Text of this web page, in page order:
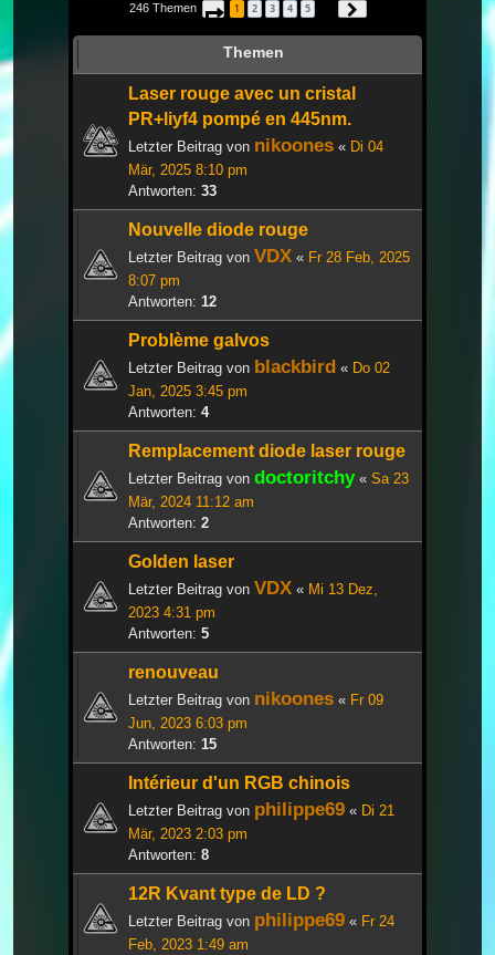
246 Themen Seite 1von
1 2 3 4 5
Themen
Laser rouge avec un cristal
PR+liyf4 pompé en 445nm.
Letzter Beitrag von nikoones « Di 04
Mär, 2025 8:10 pm
Antworten: 33
Nouvelle diode rouge
Letzter Beitrag von VDX « Fr 28 Feb, 2025
8:07 pm
Antworten: 12
Problème galvos
Letzter Beitrag von blackbird « Do 02
Jan, 2025 3:45 pm
Antworten: 4
Remplacement diode laser rouge
Letzter Beitrag von doctoritchy« Sa 23
Mär, 2024 11:12 am
Antworten: 2
Golden laser
Letzter Beitrag von VDX « Mi 13 Dez,
2023 4:31 pm
Antworten: 5
renouveau
Letzter Beitrag von nikoones « Fr 09
Jun, 2023 6:03 pm
Antworten: 15
Intérieur d'un RGB chinois
Letzter Beitrag von philippe69 « Di 21
Mär, 2023 2:03 pm
Antworten: 8
12R Kvant type de LD ?
Letzter Beitrag von philippe69 « Fr 24
Feb, 2023 1:49 am